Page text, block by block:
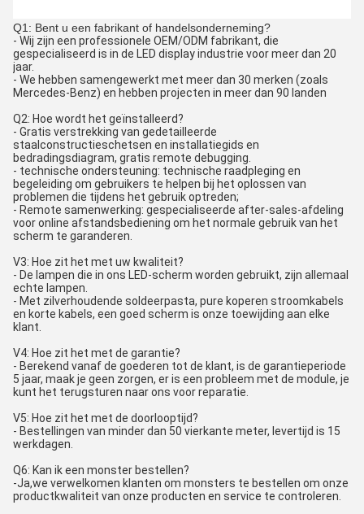
Q1: Bent u een fabrikant of handelsonderneming?
- Wij zijn een professionele OEM/ODM fabrikant, die
gespecialiseerd is in de LED display industrie voor meer dan 20
jaar.
- We hebben samengewerkt met meer dan 30 merken (zoals
Mercedes-Benz) en hebben projecten in meer dan 90 landen
Q2: Hoe wordt het geïnstalleerd?
- Gratis verstrekking van gedetailleerde
staalconstructieschetsen en installatiegids en
bedradingsdiagram, gratis remote debugging.
- technische ondersteuning: technische raadpleging en
begeleiding om gebruikers te helpen bij het oplossen van
problemen die tijdens het gebruik optreden;
- Remote samenwerking: gespecialiseerde after-sales-afdeling
voor online afstandsbediening om het normale gebruik van het
scherm te garanderen.
V3: Hoe zit het met uw kwaliteit?
- De lampen die in ons LED-scherm worden gebruikt, zijn allemaal
echte lampen.
- Met zilverhoudende soldeerpasta, pure koperen stroomkabels
en korte kabels, een goed scherm is onze toewijding aan elke
klant.
V4: Hoe zit het met de garantie?
- Berekend vanaf de goederen tot de klant, is de garantieperiode
5 jaar, maak je geen zorgen, er is een probleem met de module, je
kunt het terugsturen naar ons voor reparatie.
V5: Hoe zit het met de doorlooptijd?
- Bestellingen van minder dan 50 vierkante meter, levertijd is 15
werkdagen.
Q6: Kan ik een monster bestellen?
-Ja,we verwelkomen klanten om monsters te bestellen om onze
productkwaliteit van onze producten en service te controleren.